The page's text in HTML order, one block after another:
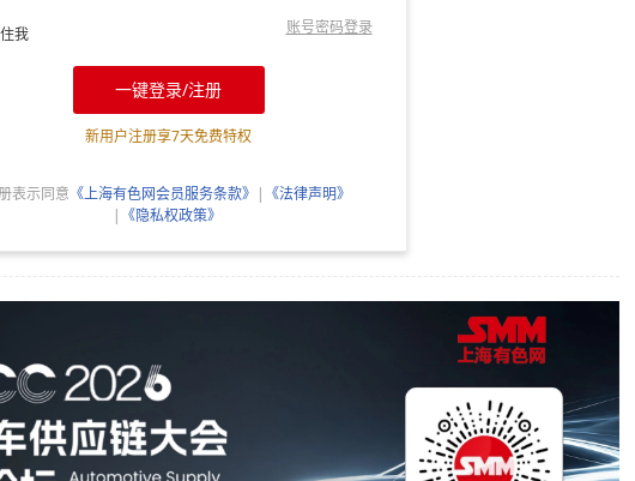
我 账号密码登录
一键登录/注册
新用户注册享7天免费特权
表示同意 《上海有色网会员服务条款》 | 《法律声明》
| 《隐私权政策》